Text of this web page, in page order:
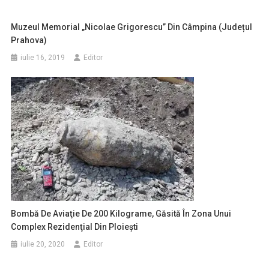
Muzeul Memorial „Nicolae Grigorescu” Din Câmpina (județul
Prahova)
iulie 16, 2019 Editor
Bombă De Aviaţie De 200 Kilograme, Găsită În Zona Unui
Complex Rezidenţial Din Ploieşti
iulie 20, 2020 Editor